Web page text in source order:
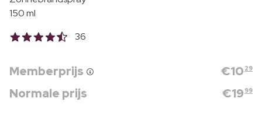
150 ml
36
Memberprijs €10 29
Normale prijs €19 99